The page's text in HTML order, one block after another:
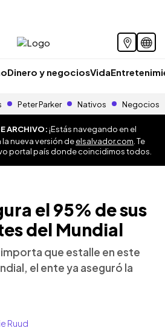
Dinero y negociosVida
Peter Parker Nativos Negocios
ARCHIVO:¡Estás navegando en el
la nueva versión deelsalvador.com . Te
portal país donde coincidimos todos.
el 95% de sus
del Mundial
importa que estalle en este
el ente ya aseguró la
Ruud